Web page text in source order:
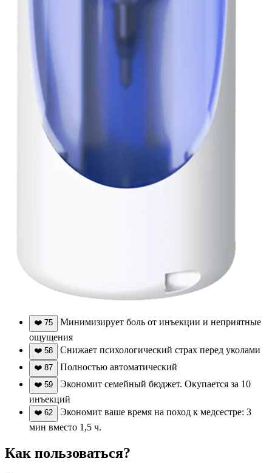
❤️ 75
Минимизирует боль от инъекции и неприятные
ощущения
❤️ 58 Снижает психологический страх перед уколами
❤️ 87 Полностью автоматический
❤️ 59
Экономит семейный бюджет. Окупается за 10
инъекций
❤️ 62
Экономит ваше время на поход к медсестре: 3
мин вместо 1,5 ч.
Как пользоваться?